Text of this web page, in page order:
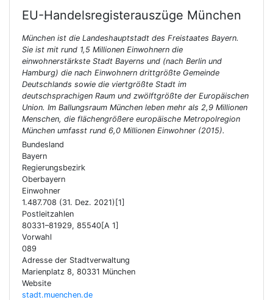
EU-Handelsregisterauszüge München
München ist die Landeshauptstadt des Freistaates Bayern.
Sie ist mit rund 1,5 Millionen Einwohnern die
einwohnerstärkste Stadt Bayerns und (nach Berlin und
Hamburg) die nach Einwohnern drittgrößte Gemeinde
Deutschlands sowie die viertgrößte Stadt im
deutschsprachigen Raum und zwölftgrößte der Europäischen
Union. Im Ballungsraum München leben mehr als 2,9 Millionen
Menschen, die flächengrößere europäische Metropolregion
München umfasst rund 6,0 Millionen Einwohner (2015).
Bundesland
Bayern
Regierungsbezirk
Oberbayern
Einwohner
1.487.708 (31. Dez. 2021)[1]
Postleitzahlen
80331–81929, 85540[A 1]
Vorwahl
089
Adresse der Stadtverwaltung
Marienplatz 8, 80331 München
Website
stadt.muenchen.de